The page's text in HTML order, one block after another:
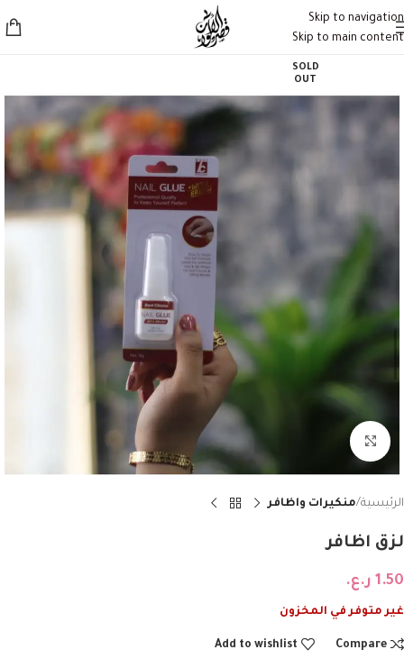
Skip to navigation
Skip to main content
SOLD
OUT
Click to enlarge
الرئيسية منكيرات واظافر
لزق اظافر
1.50 ر.ع.
غير متوفر في المخزون
Compare
Add to wishlist